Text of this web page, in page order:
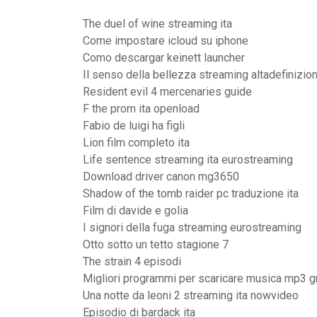
The duel of wine streaming ita
Come impostare icloud su iphone
Como descargar keinett launcher
Il senso della bellezza streaming
Resident evil 4 mercenaries guide
F the prom ita openload
Fabio de luigi ha figli
Lion film completo ita
Life sentence streaming ita eurostreaming
Download driver canon mg3650
Shadow of the tomb raider pc traduzione ita
Film di davide e golia
I signori della fuga streaming eurostreaming
Otto sotto un tetto stagione 7
The strain 4 episodi
Migliori programmi per scaricare musica mp3
Una notte da leoni 2 streaming ita nowvideo
Episodio di bardack ita